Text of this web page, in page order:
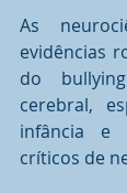
As
evidências
do
cerebral,
infância e
críticos de